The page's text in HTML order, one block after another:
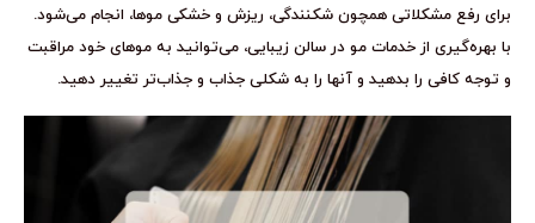
برای رفع مشکلاتی همچون شکنندگی، ریزش و خشکی موها، انجام می‌شود.
با بهره‌گیری از خدمات مو در سالن زیبایی، می‌توانید به موهای خود مراقبت
و توجه کافی را بدهید و آنها را به شکلی جذاب و جذاب‌تر تغییر دهید.